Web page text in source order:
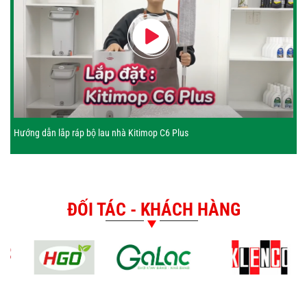
Hướng dẫn lắp ráp bộ lau nhà Kitimop C6 Plus
ĐỐI TÁC - KHÁCH HÀNG